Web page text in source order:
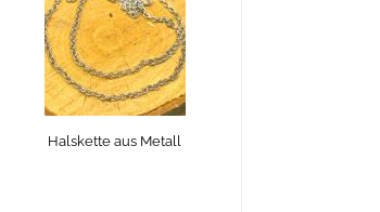
Halskette aus Metall